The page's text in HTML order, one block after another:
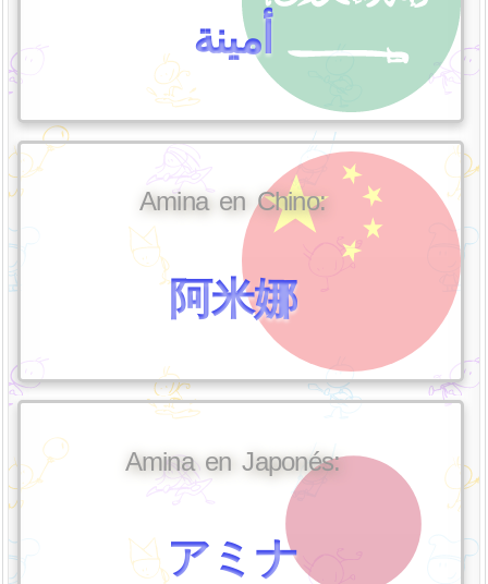
أمينة
Amina en Chino:
阿米娜
Amina en Japonés:
アミナ